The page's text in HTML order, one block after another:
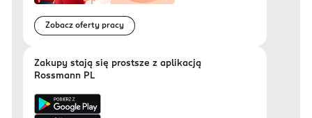
Zobacz oferty pracy
Zakupy stają się prostsze z aplikacją
Rossmann PL